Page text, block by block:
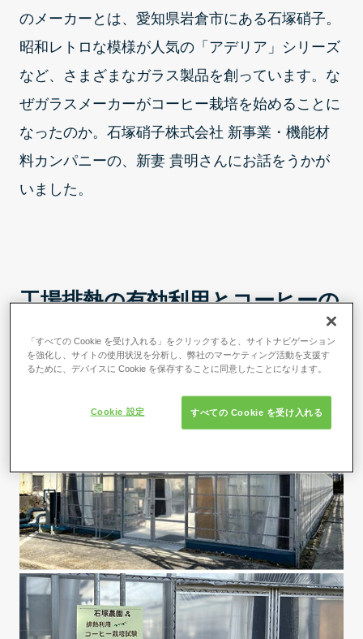
のメーカーとは、愛知県岩倉市にある石塚硝子。
昭和レトロな模様が人気の「アデリア」シリーズ
など、さまざまなガラス製品を創っています。な
ぜガラスメーカーがコーヒー栽培を始めることに
なったのか。石塚硝子株式会社 新事業・機能材
料カンパニーの、新妻 貴明さんにお話をうかが
いました。
工場排熱の有効利用とコーヒーの
「すべての Cookie を受け入れる」をクリックすると、サイトナビゲーション
を強化し、サイトの使用状況を分析し、弊社のマーケティング活動を支援す
るために、デバイスに Cookie を保存することに同意したことになります。
すべての Cookie を受け入れる
Cookie 設定